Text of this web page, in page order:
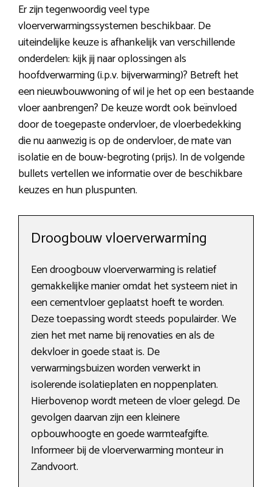
Er zijn tegenwoordig veel type
vloerverwarmingssystemen beschikbaar. De
uiteindelijke keuze is afhankelijk van verschillende
onderdelen: kijk jij naar oplossingen als
hoofdverwarming (i.p.v. bijverwarming)? Betreft het
een nieuwbouwwoning of wil je het op een bestaande
vloer aanbrengen? De keuze wordt ook beïnvloed
door de toegepaste ondervloer, de vloerbedekking
die nu aanwezig is op de ondervloer, de mate van
isolatie en de bouw-begroting (prijs). In de volgende
bullets vertellen we informatie over de beschikbare
keuzes en hun pluspunten.
Droogbouw vloerverwarming
Een droogbouw vloerverwarming is relatief
gemakkelijke manier omdat het systeem niet in
een cementvloer geplaatst hoeft te worden.
Deze toepassing wordt steeds populairder. We
zien het met name bij renovaties en als de
dekvloer in goede staat is. De
verwarmingsbuizen worden verwerkt in
isolerende isolatieplaten en noppenplaten.
Hierbovenop wordt meteen de vloer gelegd. De
gevolgen daarvan zijn een kleinere
opbouwhoogte en goede warmteafgifte.
Informeer bij de vloerverwarming monteur in
Zandvoort.